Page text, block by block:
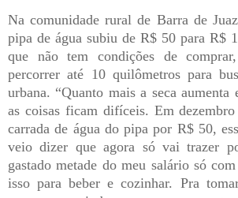
Na comunidade rural de Barra de
pipa de água subiu de R$ 50 para R$
que não tem condições de
percorrer até 10 quilômetros para
urbana. “Quanto mais a seca aumenta
as coisas ficam difíceis. Em
carrada de água do pipa por R$ 50,
veio dizer que agora só vai trazer
gastado metade do meu salário só
isso para beber e cozinhar. Pra